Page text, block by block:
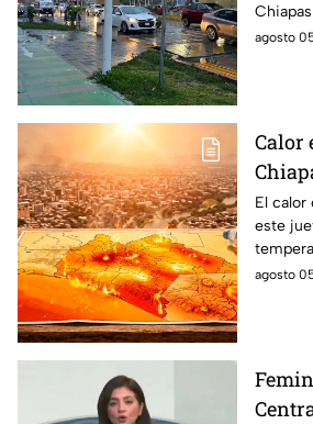
agosto,
agosto
Calor
hasta
El calor
este
en
agosto